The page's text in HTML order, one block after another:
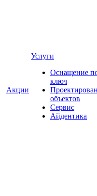
Акции
Услуги
Оснащение
ключ
объектов
Сервис
Айдентика